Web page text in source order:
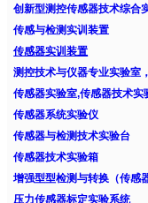
创新型测控传感器技术综合
传感与检测实训装置
传感器实训装置
测控技术与仪器专业实验室
传感器实验室,传感器技术实
传感器系统实验仪
传感器与检测技术实验台
传感器技术实验箱
增强型型检测与转换（传感
压力传感器标定实验系统